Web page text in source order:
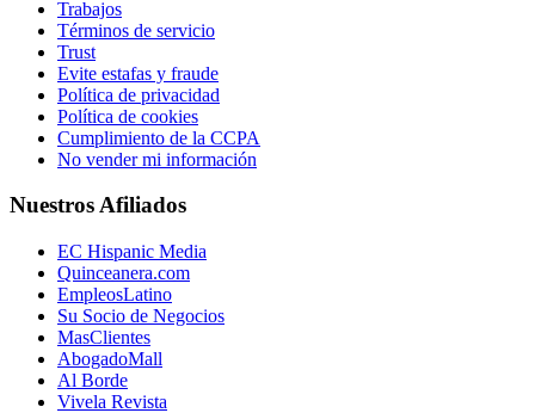
Trabajos
Términos de servicio
Trust
Evite estafas y fraude
Política de privacidad
Política de cookies
Cumplimiento de la CCPA
No vender mi información
Nuestros Afiliados
EC Hispanic Media
Quinceanera.com
EmpleosLatino
Su Socio de Negocios
MasClientes
AbogadoMall
Al Borde
Vivela Revista